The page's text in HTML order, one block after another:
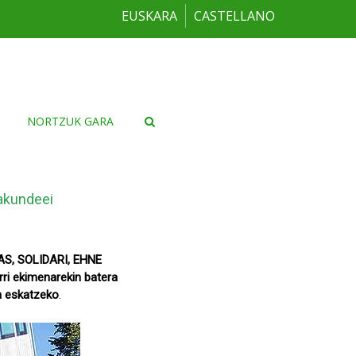
EUSKARA CASTELLANO
NORTZUK GARA
SOLIDARI, EHNE
ekimenarekin batera
eskatzeko.